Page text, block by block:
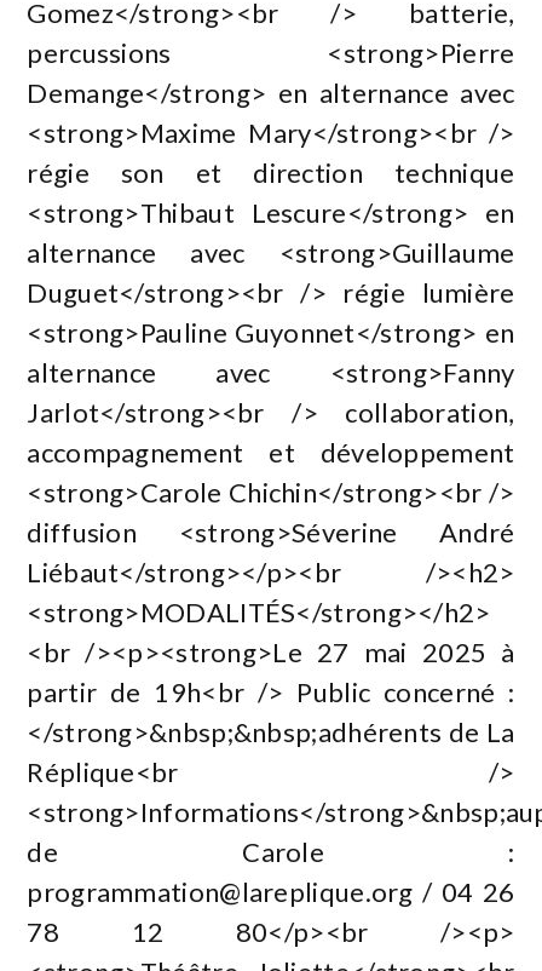
Gomez</strong><br /> batterie,
percussions <strong>Pierre
Demange</strong> en alternance avec
<strong>Maxime Mary</strong><br />
régie son et direction technique
<strong>Thibaut Lescure</strong> en
alternance avec <strong>Guillaume
Duguet</strong><br /> régie lumière
<strong>Pauline Guyonnet</strong> en
alternance avec <strong>Fanny
Jarlot</strong><br /> collaboration,
accompagnement et développement
<strong>Carole Chichin</strong><br />
diffusion <strong>Séverine André
Liébaut</strong></p><br /><h2>
<strong>MODALITÉS</strong></h2>
<br /><p><strong>Le 27 mai 2025 à
partir de 19h<br /> Public concerné :
</strong>&nbsp;&nbsp;adhérents de La
Réplique<br />
<strong>Informations</
de Carole :
programmation@lareplique.org / 04 26
78 12 80</p><br /><p>